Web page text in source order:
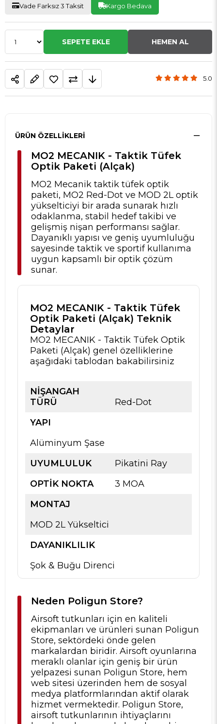
Vade Farksız 3 Taksit Kargo Bedava
5.0
ÜRÜN ÖZELLIKLERI
MO2 MECANIK - Taktik Tüfek
Optik Paketi (Alçak)
MO2 Mecanik taktik tüfek optik
paketi, MO2 Red-Dot ve MOD 2L optik
yükselticiyi bir arada sunarak hızlı
odaklanma, stabil hedef takibi ve
gelişmiş nişan performansı sağlar.
Dayanıklı yapısı ve geniş uyumluluğu
sayesinde taktik ve sportif kullanıma
uygun kapsamlı bir optik çözüm
sunar.
MO2 MECANIK - Taktik Tüfek
Optik Paketi (Alçak) Teknik
Detaylar
MO2 MECANIK - Taktik Tüfek Optik
Paketi (Alçak) genel özelliklerine
aşağıdaki tablodan bakabilirsiniz
NIŞANGAH
TÜRÜ
Red-Dot
YAPI
Alüminyum Şase
UYUMLULUK
Pikatini Ray
OPTIK NOKTA
3 MOA
MONTAJ
MOD 2L Yükseltici
DAYANIKLILIK
Şok & Buğu Direnci
Neden Poligun Store?
Airsoft tutkunları için en kaliteli
ekipmanları ve ürünleri sunan Poligun
Store, sektördeki önde gelen
markalardan biridir. Airsoft oyunlarına
meraklı olanlar için geniş bir ürün
yelpazesi sunan Poligun Store, hem
web sitesi üzerinden hem de sosyal
medya platformlarından aktif olarak
hizmet vermektedir. Poligun Store,
airsoft tutkunlarının ihtiyaçlarını